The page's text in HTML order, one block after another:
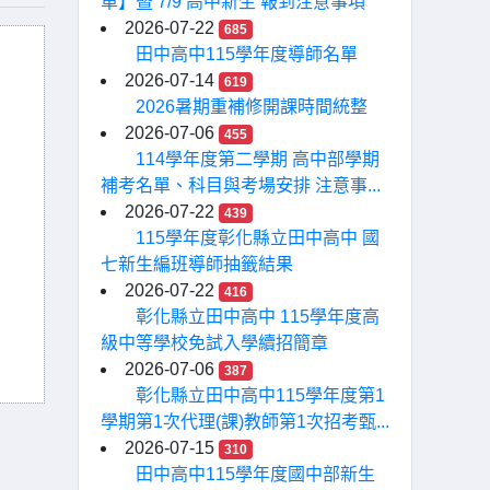
2026-07-22
685
田中高中115學年度導師名單
2026-07-14
619
2026暑期重補修開課時間統整
2026-07-06
455
114學年度第二學期 高中部學期
補考名單、科目與考場安排 注意事...
2026-07-22
439
115學年度彰化縣立田中高中 國
七新生編班導師抽籤結果
2026-07-22
416
彰化縣立田中高中 115學年度高
級中等學校免試入學續招簡章
2026-07-06
387
彰化縣立田中高中115學年度第1
學期第1次代理(課)教師第1次招考甄...
2026-07-15
310
田中高中115學年度國中部新生